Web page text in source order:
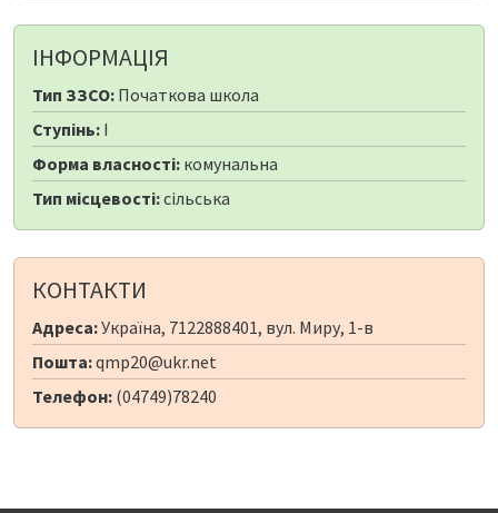
ІНФОРМАЦІЯ
Тип ЗЗСО: Початкова школа
Ступінь: I
Форма власності: комунальна
Тип місцевості:сільська
КОНТАКТИ
Адреса:Україна, 7122888401, вул. Миру, 1-в
Пошта:qmp20@ukr.net
Телефон: (04749)78240